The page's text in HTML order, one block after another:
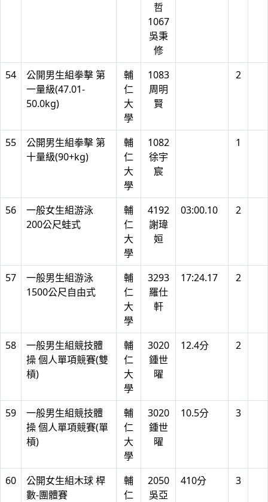
哲
1067
吳秉
修
54
公開男生組拳擊 第
一量級(47.01-
50.0kg)
輔
仁
大
學
1083
周明
賢
2
55
公開男生組拳擊 第
十量級(90+kg)
輔
仁
大
學
1082
徐宇
宸
1
56
一般女生組游泳
200公尺蛙式
輔
仁
大
學
4192
謝瑋
姮
03:00.10 2
57
一般男生組游泳
1500公尺自由式
輔
仁
大
學
3293
羅仕
軒
17:24.17 2
58
一般男生組競技體
操 個人單項競賽(雙
槓)
輔
仁
大
學
3020
鍾世
曜
12.4分 2
59
一般男生組競技體
操 個人單項競賽(單
槓)
輔
仁
大
學
3020
鍾世
曜
10.5分 3
60
公開女生組木球 桿
數-團體賽
輔
仁
2050
吳亞
410分 3